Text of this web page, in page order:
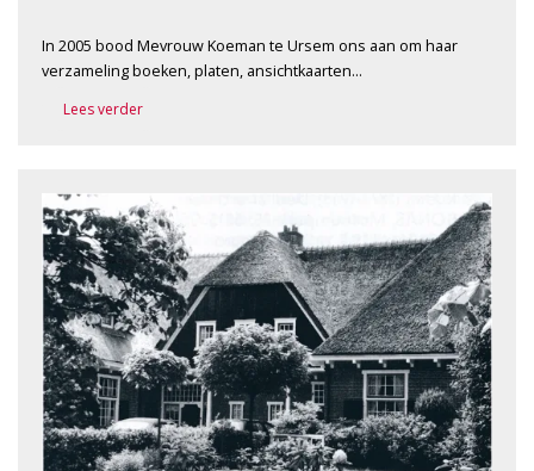
In 2005 bood Mevrouw Koeman te Ursem ons aan om haar
verzameling boeken, platen, ansichtkaarten…
Lees verder